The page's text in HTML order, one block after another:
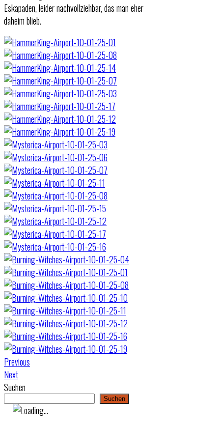
Eskapaden, leider nachvollziehbar, das man eher
daheim blieb.
Previous
Next
Suchen
Suchen